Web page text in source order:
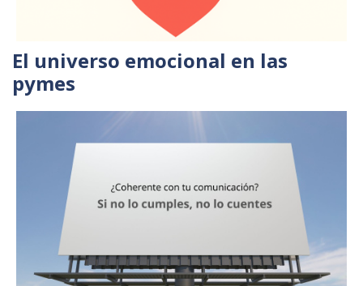
El universo emocional en las
pymes